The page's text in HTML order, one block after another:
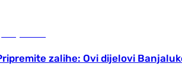
zalihe: Ovi dijelovi